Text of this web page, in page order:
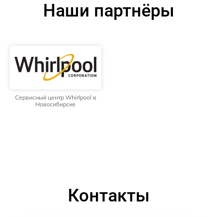
Наши партнёры
Сервисный центр Whirlpool в
Новосибирске
Контакты